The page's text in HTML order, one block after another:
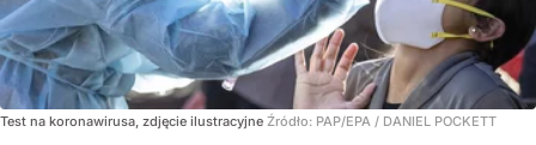
Test na koronawirusa, zdjęcie ilustracyjne Źródło: PAP/EPA / DANIEL POCKETT